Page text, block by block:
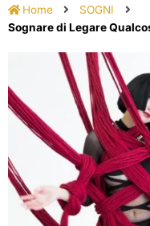
Home
SOGNI
Sognare di Legare